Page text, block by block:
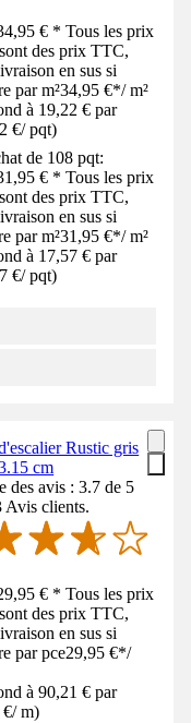
€ * Tous les prix
des prix TTC,
en sus si
par m²34,95 €*/ m²
à 19,22 € par
€/ pqt)
de 108 pqt:
€ * Tous les prix
des prix TTC,
en sus si
par m²31,95 €*/ m²
à 17,57 € par
€/ pqt)
Rustic gris
cm
des avis : 3.7 de 5
Avis clients.
€ * Tous les prix
des prix TTC,
en sus si
par pce29,95 €*/
à 90,21 € par
€/ m)